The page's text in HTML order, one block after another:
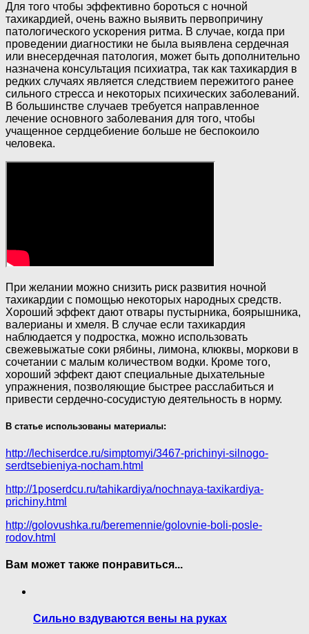
Для того чтобы эффективно бороться с ночной
тахикардией, очень важно выявить первопричину
патологического ускорения ритма. В случае, когда при
проведении диагностики не была выявлена сердечная
или внесердечная патология, может быть дополнительно
назначена консультация психиатра, так как тахикардия в
редких случаях является следствием пережитого ранее
сильного стресса и некоторых психических заболеваний.
В большинстве случаев требуется направленное
лечение основного заболевания для того, чтобы
учащенное сердцебиение больше не беспокоило
человека.
При желании можно снизить риск развития ночной
тахикардии с помощью некоторых народных средств.
Хороший эффект дают отвары пустырника, боярышника,
валерианы и хмеля. В случае если тахикардия
наблюдается у подростка, можно использовать
свежевыжатые соки рябины, лимона, клюквы, моркови в
сочетании с малым количеством водки. Кроме того,
хороший эффект дают специальные дыхательные
упражнения, позволяющие быстрее расслабиться и
привести сердечно-сосудистую деятельность в норму.
В статье использованы материалы:
http://lechiserdce.ru/simptomyi/3467-prichinyi-silnogo-
serdtsebieniya-nocham.html
http://1poserdcu.ru/tahikardiya/nochnaya-taxikardiya-
prichiny.html
http://golovushka.ru/beremennie/golovnie-boli-posle-
rodov.html
Вам может также понравиться...
Сильно вздуваются вены на руках